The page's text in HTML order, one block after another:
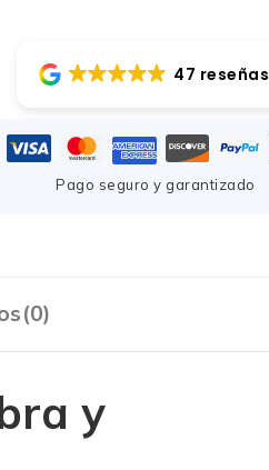
47 reseñas
Pago seguro y garantizado
y